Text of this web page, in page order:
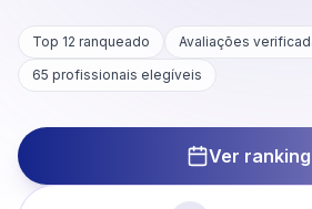
Top 12 ranqueado
Avaliações
65 profissionais elegíveis
Ver ranking